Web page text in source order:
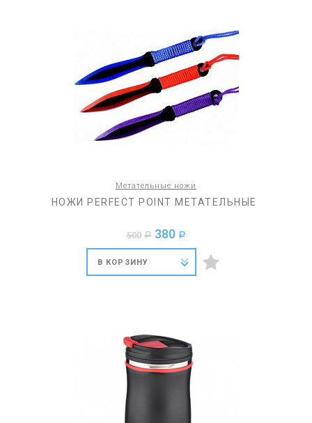
Метательные ножи
НОЖИ PERFECT POINT МЕТАТЕЛЬНЫЕ
500 a 380 a
В КОРЗИНУ